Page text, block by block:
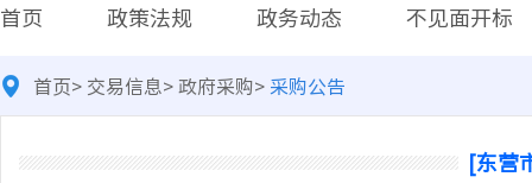
首页 政策法规 政务动态 不见面开标
首页> 交易信息>政府采购>采购公告
[东营